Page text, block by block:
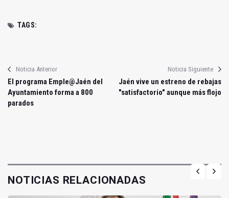
TAGS:
Noticia Anterior
El programa Emple@Jaén del
Ayuntamiento forma a 800
parados
Noticia Siguiente
Jaén vive un estreno de rebajas
"satisfactorio" aunque más flojo
NOTICIAS RELACIONADAS